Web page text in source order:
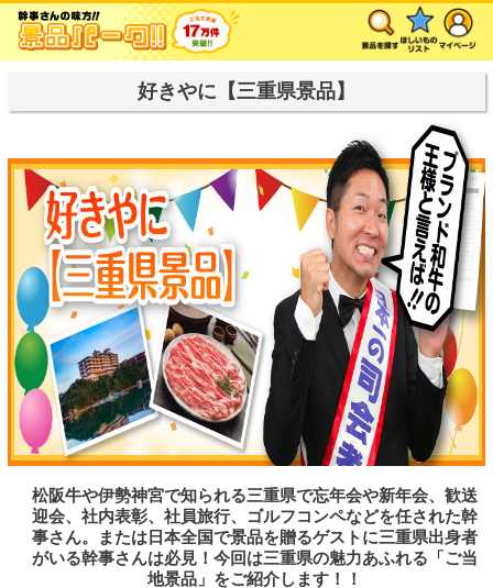
好きやに【三重県景品】
松阪牛や伊勢神宮で知られる三重県で忘年会や新年会、歓送
迎会、社内表彰、社員旅行、ゴルフコンペなどを任された幹
事さん。または日本全国で景品を贈るゲストに三重県出身者
がいる幹事さんは必見！今回は三重県の魅力あふれる「ご当
地景品」をご紹介します！！